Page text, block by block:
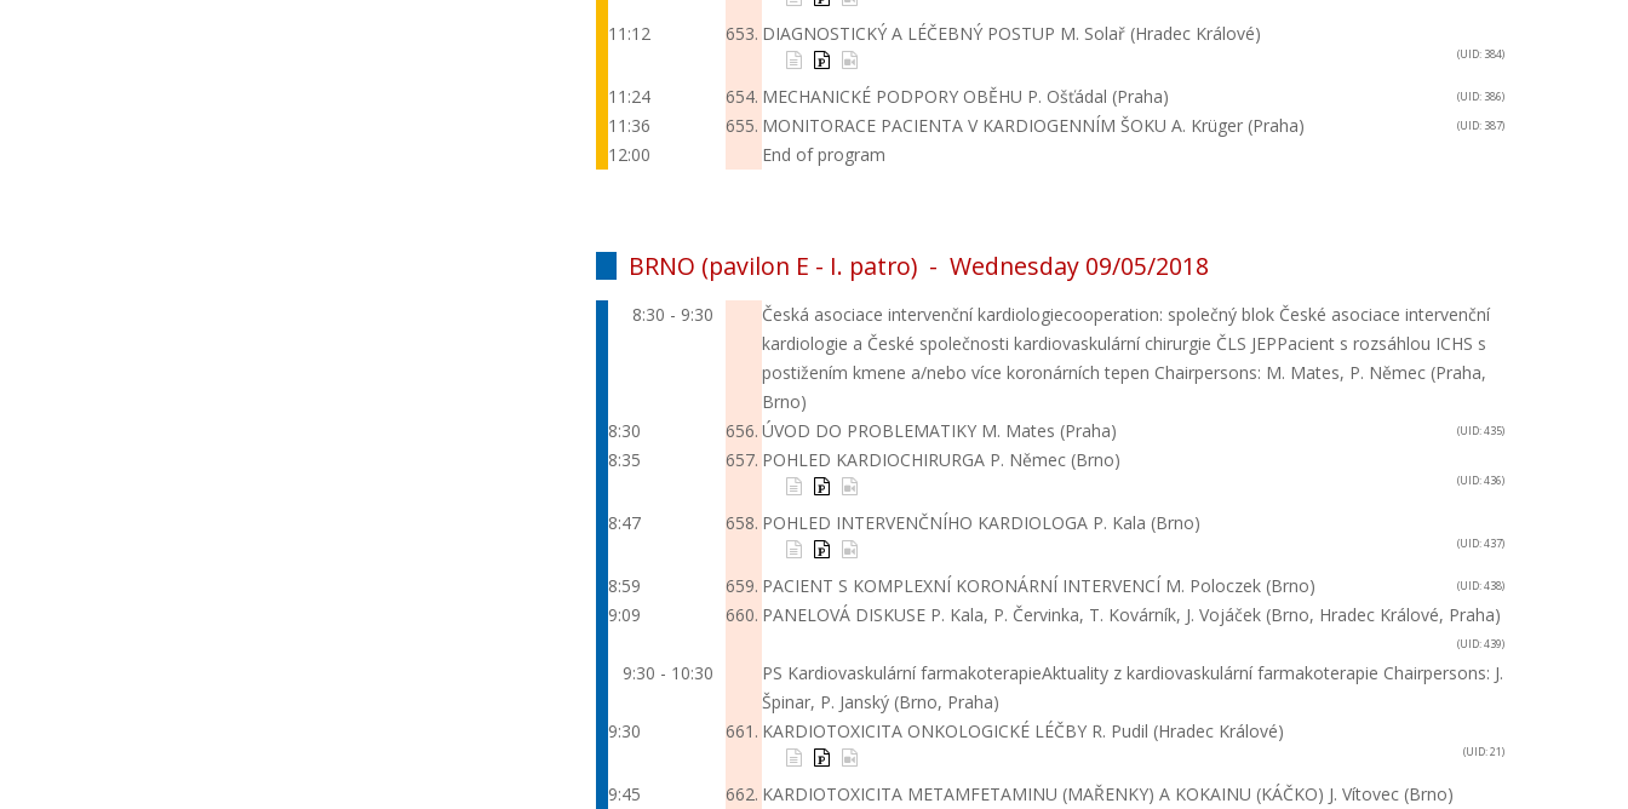
11:12 653. DIAGNOSTICKÝ A LÉČEBNÝ POSTUP M. Solař (Hradec Králové)
(UID: 384)
11:24 654. MECHANICKÉ PODPORY OBĚHU P. Ošťádal (Praha) (UID: 386)
11:36 655. MONITORACE PACIENTA V KARDIOGENNÍM ŠOKU A. Krüger (Praha) (UID: 387)
12:00 End of program
BRNO (pavilon E - I. patro) - Wednesday 09/05/2018
8:30 - 9:30 Česká asociace intervenční kardiologiecooperation: společný blok České asociace intervenční
kardiologie a České společnosti kardiovaskulární chirurgie ČLS JEPPacient s rozsáhlou ICHS s
postižením kmene a/nebo více koronárních tepen Chairpersons: M. Mates, P. Němec (Praha,
Brno)
8:30
656. ÚVOD DO PROBLEMATIKY M. Mates (Praha) (UID: 435)
8:35 657. POHLED KARDIOCHIRURGA P. Němec (Brno)
(UID: 436)
8:47 658. POHLED INTERVENČNÍHO KARDIOLOGA P. Kala (Brno)
(UID: 437)
8:59 659. PACIENT S KOMPLEXNÍ KORONÁRNÍ INTERVENCÍ M. Poloczek (Brno) (UID: 438)
9:09 660. PANELOVÁ DISKUSE P. Kala, P. Červinka, T. Kovárník, J. Vojáček (Brno, Hradec Králové, Praha)
(UID: 439)
9:30 - 10:30 PS Kardiovaskulární farmakoterapieAktuality z kardiovaskulární farmakoterapie Chairpersons: J.
Špinar, P. Janský (Brno, Praha)
9:30
661. KARDIOTOXICITA ONKOLOGICKÉ LÉČBY R. Pudil (Hradec Králové)
(UID: 21)
9:45 662. KARDIOTOXICITA METAMFETAMINU (MAŘENKY) A KOKAINU (KÁČKO) J. Vítovec (Brno)